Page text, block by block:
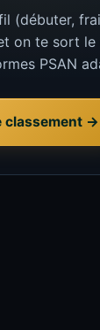
(débuter,
on te sort le
PSAN
classement →